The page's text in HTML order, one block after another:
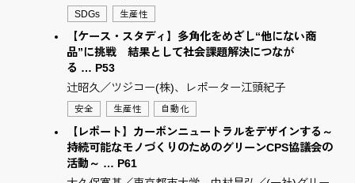
SDGs 生産性
【ケース・スタディ】多角化をめざし“他にない商
品”に挑戦 結果として社会課題解決につなが
る … P53
辻󠄀昭久／ツジコー(株)、レポーター江頭紀子
安全 生産性 自動化
【レポート】カーボンニュートラルをデザインする～
持続可能なモノづくりのためのグリーンCPS協議会の
活動～ … P61